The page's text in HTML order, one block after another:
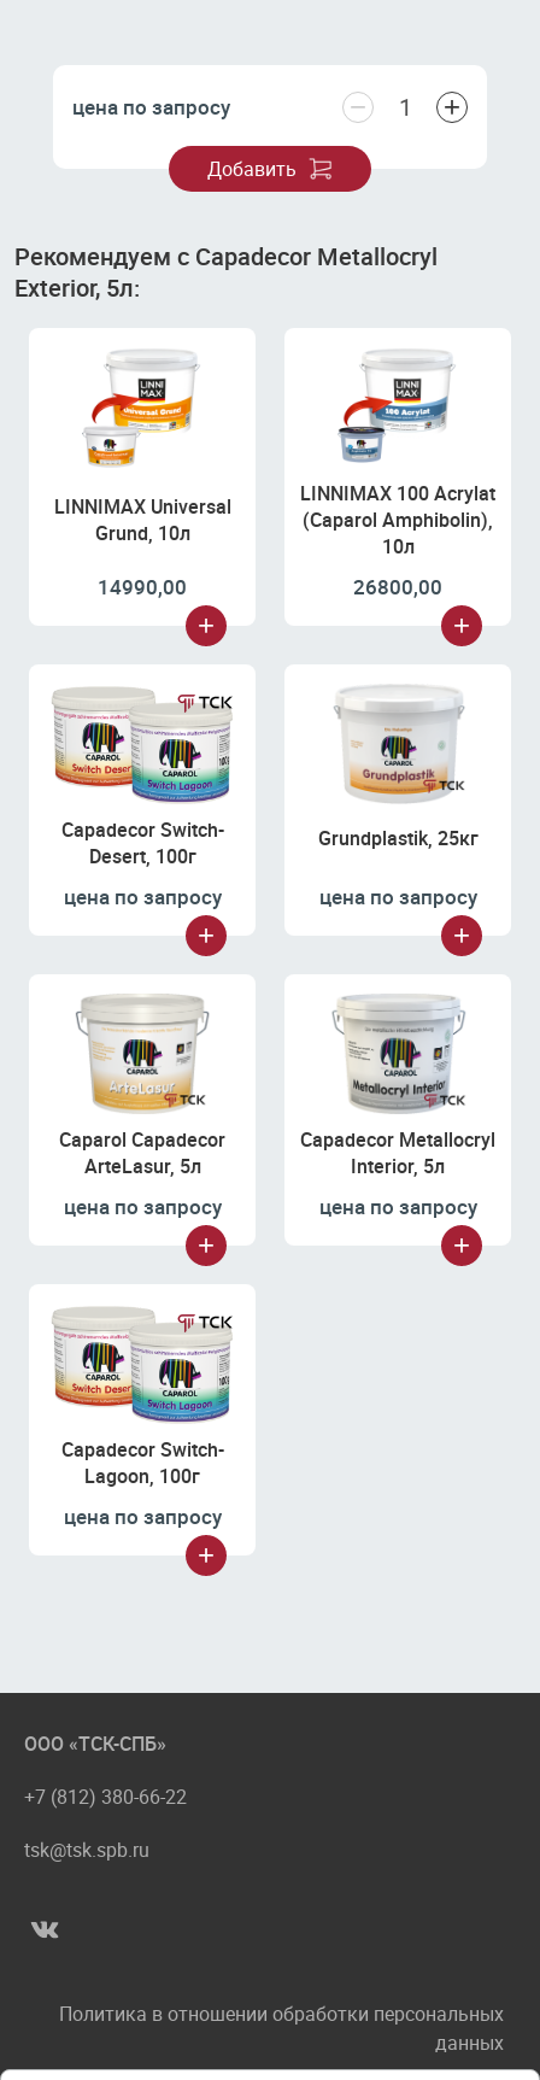
цена по запросу − +
Добавить
Рекомендуем с Capadecor Metallocryl
Exterior, 5л:
LINNIMAX Universal
Grund, 10л
14990,00
LINNIMAX 100 Acrylat
(Caparol Amphibolin),
10л
26800,00
Capadecor Switch-
Desert, 100г
цена по запросу
Grundplastik, 25кг
цена по запросу
Caparol Capadecor
ArteLasur, 5л
цена по запросу
Capadecor Metallocryl
Interior, 5л
цена по запросу
Capadecor Switch-
Lagoon, 100г
цена по запросу
ООО «ТСК-СПБ»
+7 (812) 380-66-22
tsk@tsk.spb.ru
Политика в отношении обработки персональных
данных